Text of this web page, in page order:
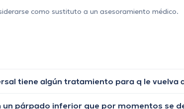
como sustituto a un asesoramiento médico.